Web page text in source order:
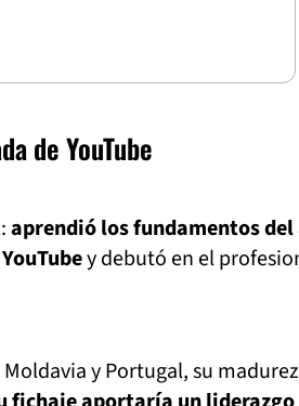
de YouTube
aprendió los fundamentos del
y debutó en el
y Portugal, su